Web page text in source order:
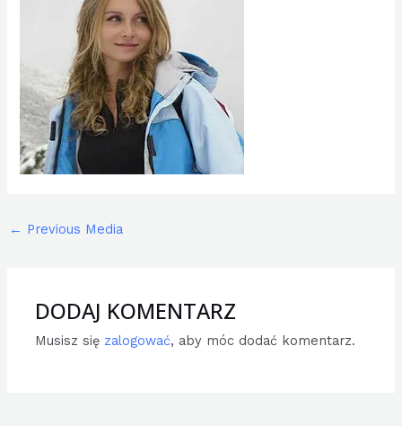
← Previous Media
DODAJ KOMENTARZ
Musisz się zalogować, aby móc dodać komentarz.